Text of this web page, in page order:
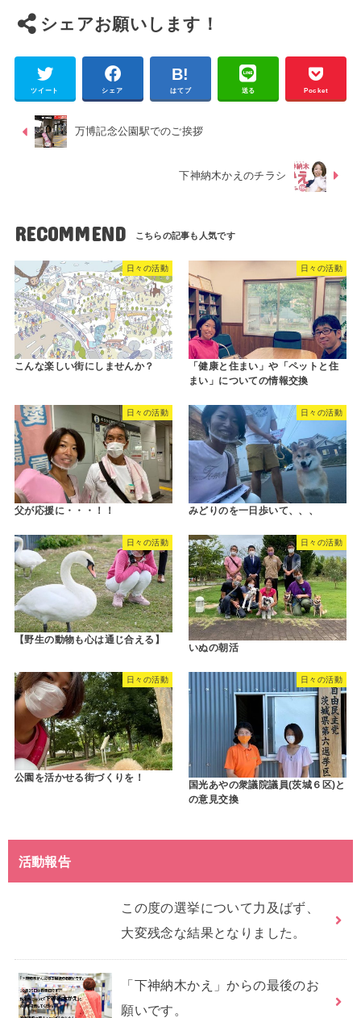
シェアお願いします！
ツイート シェア はてブ 送る Pocket
万博記念公園駅でのご挨拶
下神納木かえのチラシ
RECOMMEND
日々の活動
こんな楽しい街にしませんか？
日々の活動
「健康と住まい」や「ペットと住
まい」についての情報交換
日々の活動
父が応援に・・・！！
日々の活動
みどりのを一日歩いて、、、
日々の活動
【野生の動物も心は通じ合える】
日々の活動
いぬの朝活
日々の活動
公園を活かせる街づくりを！
日々の活動
国光あやの衆議院議員(茨城６区)と
の意見交換
活動報告
この度の選挙について力及ばず、
大変残念な結果となりました。
「下神納木かえ」からの最後のお
願いです。